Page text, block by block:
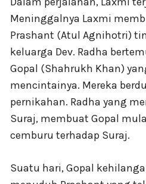
Meninggalnya Laxmi
Prashant (Atul Agnihotri)
keluarga Dev. Radha
Gopal (Shahrukh Khan)
mencintainya. Mereka
pernikahan. Radha yang
Suraj, membuat Gopal
cemburu terhadap Suraj.
Suatu hari, Gopal